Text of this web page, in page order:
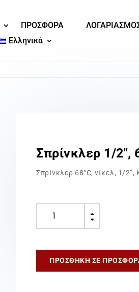
ΠΡΟΣΦΟΡΑ
Ελληνικά
Σπρίνκλερ 1/2″,
Σπρίνκλερ 68°C, νίκελ, 1/
B
C
ΠΡΟΣΘΉΚΗ ΣΕ